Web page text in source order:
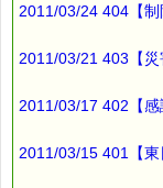
2011/03/24 404【制
2011/03/21 403【災
2011/03/17 402【感
2011/03/15 401【東